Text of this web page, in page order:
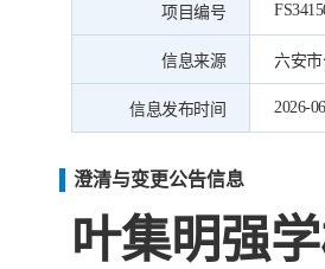
项目编号
信息来源 六安
信息发布时间 2026-
澄清与变更公告信息
叶集明强